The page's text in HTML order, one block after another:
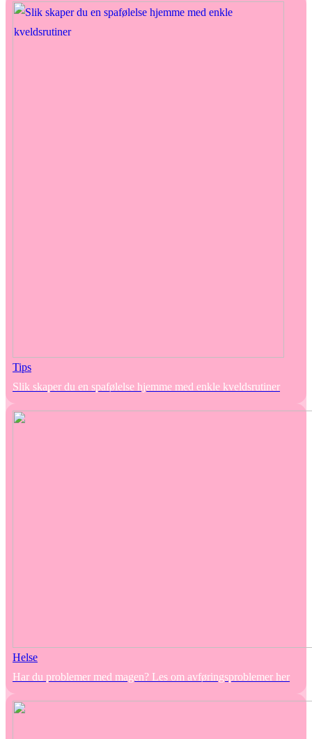
Tips
Slik skaper du en spafølelse hjemme med enkle kveldsrutiner
Helse
Har du problemer med magen? Les om avføringsproblemer her